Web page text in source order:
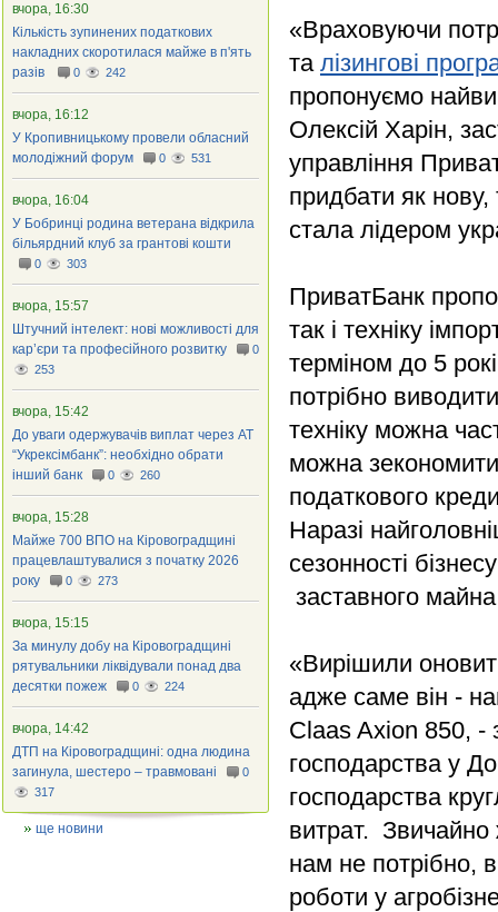
«Враховуючи
та лізингові
пропонуємо
Олексій Харін,
управління
придбати як
стала лідером
ПриватБанк
так і техніку
терміном до 5
потрібно
техніку можна
можна
податкового
Наразі
сезонності
заставного
«Вирішили
адже саме він -
Claas Axion 850, -
господарства у
господарства
витрат. Звичайно
нам не потрібно,
роботи у
вчора, 16:30
Кількість зупинених податкових
накладних скоротилася майже в п'ять
разів
0 242
вчора, 16:12
У Кропивницькому провели обласний
молодіжний форум
0 531
вчора, 16:04
У Бобринці родина ветерана відкрила
більярдний клуб за грантові кошти
0 303
вчора, 15:57
Штучний інтелект: нові можливості для
кар’єри та професійного розвитку
0
253
вчора, 15:42
До уваги одержувачів виплат через АТ
“Укрексімбанк”: необхідно обрати
інший банк
0 260
вчора, 15:28
Майже 700 ВПО на Кіровоградщині
працевлаштувалися з початку 2026
року
0 273
вчора, 15:15
За минулу добу на Кіровоградщині
рятувальники ліквідували понад два
десятки пожеж
0 224
вчора, 14:42
ДТП на Кіровоградщині: одна людина
загинула, шестеро – травмовані
0
317
ще новини